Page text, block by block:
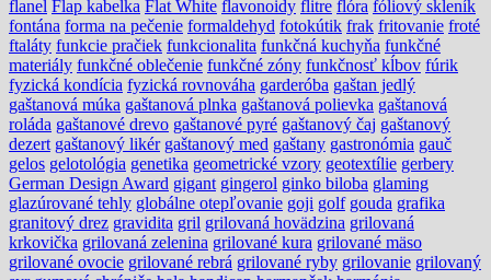
flanel Flap kabelka Flat White flavonoidy flitre flóra fóliový skleník
fontána forma na pečenie formaldehyd fotokútik frak fritovanie froté
ftaláty funkcie pračiek funkcionalita funkčná kuchyňa funkčné
materiály funkčné oblečenie funkčné zóny funkčnosť kĺbov fúrik
fyzická kondícia fyzická rovnováha garderóba gaštan jedlý
gaštanová múka gaštanová plnka gaštanová polievka gaštanová
roláda gaštanové drevo gaštanové pyré gaštanový čaj gaštanový
dezert gaštanový likér gaštanový med gaštany gastronómia gauč
gelos gelotológia genetika geometrické vzory geotextílie gerbery
German Design Award gigant gingerol ginko biloba glaming
glazúrované tehly globálne otepľovanie goji golf gouda grafika
granitový drez gravidita gril grilovaná hovädzina grilovaná
krkovička grilovaná zelenina grilované kura grilované mäso
grilované ovocie grilované rebrá grilované ryby grilovanie grilovaný